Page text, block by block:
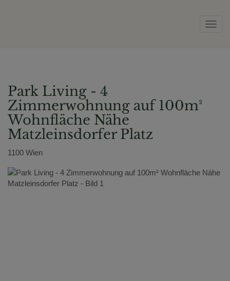
Park Living - 4
Zimmerwohnung auf 100m²
Wohnfläche Nähe
Matzleinsdorfer Platz
1100 Wien